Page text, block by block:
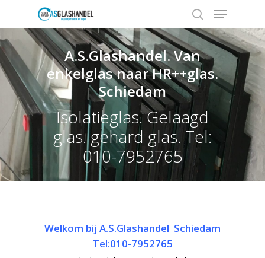
Hit enter to search or ESC to close
A.S.Glashandel. Van
enkelglas naar HR++glas.
Schiedam
Isolatieglas. Gelaagd
glas. gehard glas. Tel:
010-7952765
Welkom bij A.S.Glashandel Schiedam
Tel:010-7952765